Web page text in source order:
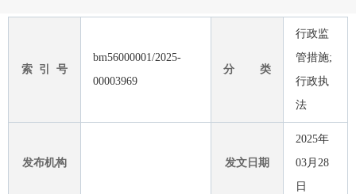
索 引 号
bm56000001/2025-
00003969
分 类
行政监
管措施;
行政执
法
发布机构 发文日期
2025年
03月28
日